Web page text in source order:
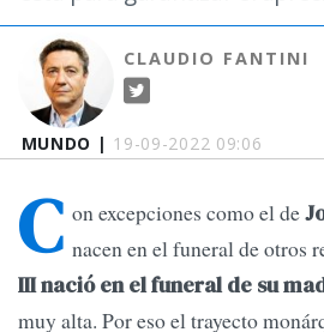
MUNDO | 19-09-2022 09:06
CLAUDIO FANTINI
C on excepciones como el de
nacen en el funeral de otros
III nació en el funeral de su
muy alta. Por eso el trayecto